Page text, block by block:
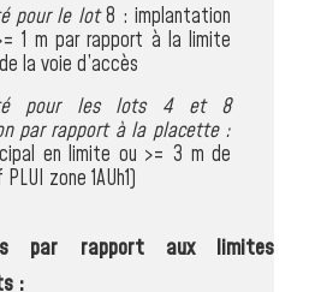
pour le lot8 : implantation
1 m par rapport à la limite
la voie d’accès
pour les lots 4 et 8
par rapport à la placette :
en limite ou >= 3 m de
zone 1AUh1)
par rapport aux limites
: